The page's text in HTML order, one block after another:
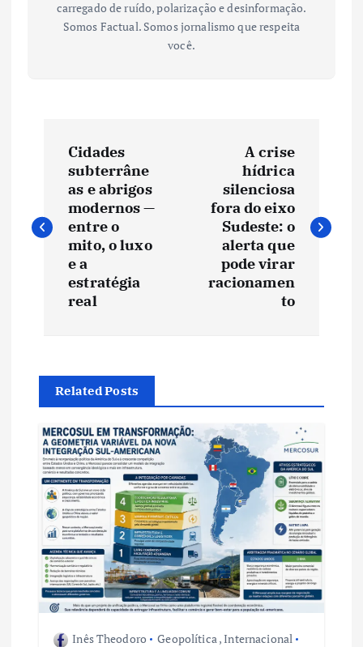
carregado de ruído, polarização e desinformação.
Somos Factual. Somos jornalismo que respeita
você.
v
ç
ã
o
d
e
P
o
Cidades
subterrâne
as e abrigos
modernos —
entre o
mito, o luxo
e a
estratégia
real
A crise
hídrica
silenciosa
fora do eixo
Sudeste: o
alerta que
pode virar
racionamen
to
Related Posts
Inês Theodoro Geopolítica,Internacional